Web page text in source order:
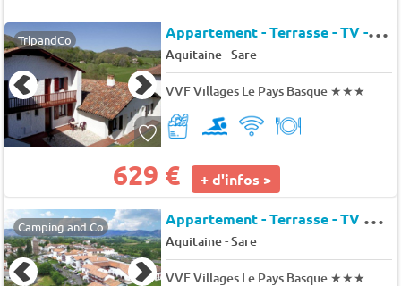
TripandCo A
ppartement - Terrasse - TV - 6 pers. - 56m2
Aquitaine-Sare
VVF Villages Le Pays Basque ★★★
629 € + d'infos >
Camping and Co A
ppartement - Terrasse - TV 6 pers.
Aquitaine-Sare
VVF Villages Le Pays Basque ★★★